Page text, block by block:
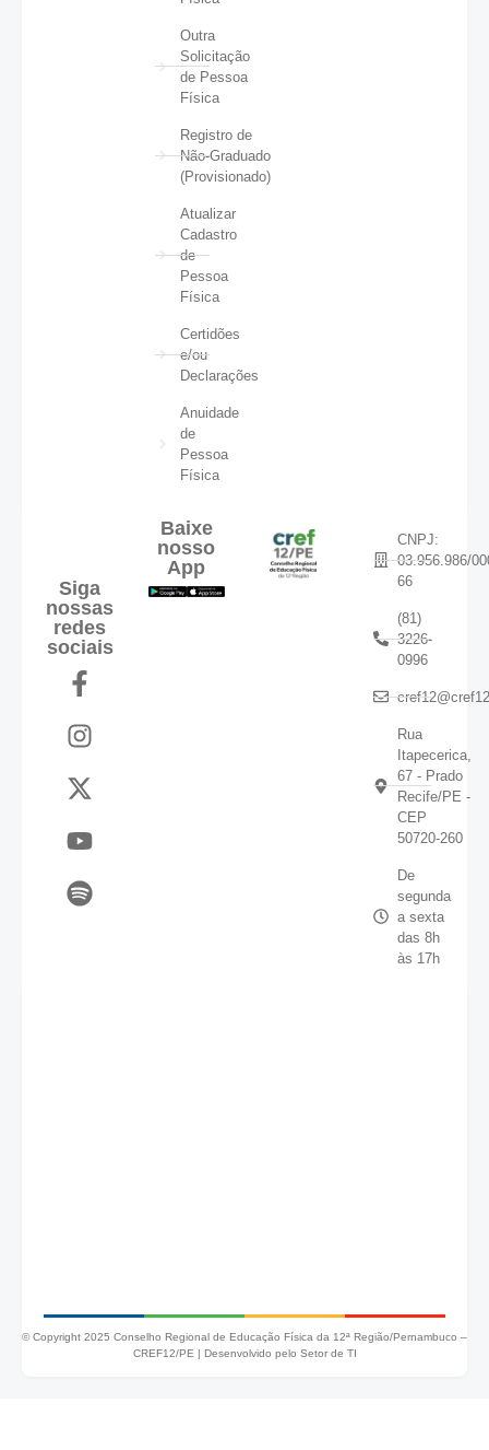
Outra
Solicitação
de Pessoa
Física
Registro de
Não-Graduado
(Provisionado)
Atualizar
Cadastro
de
Pessoa
Física
Certidões
e/ou
Declarações
Anuidade
de
Pessoa
Física
Siga
nossas
redes
sociais
Baixe
nosso
App
CNPJ:
03.956.986/
66
(81)
3226-
0996
Rua
Itapecerica,
67 - Prado
Recife/PE -
CEP
50720-260
De
segunda
a sexta
das 8h
às 17h
© Copyright 2025 Conselho Regional de Educação Física da 12ª Região/Pernambuco –
CREF12/PE | Desenvolvido pelo Setor de TI